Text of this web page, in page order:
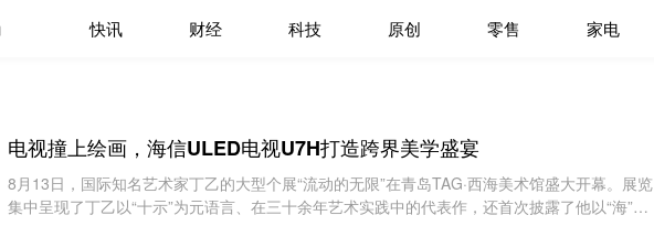
快讯 财经 科技 原创 零售 家电
电视撞上绘画，海信ULED电视U7H打造跨界美学盛宴
8月13日，国际知名艺术家丁乙的大型个展“流动的无限”在青岛TAG·西海美术馆盛大开幕。展览
集中呈现了丁乙以“十示”为元语言、在三十余年艺术实践中的代表作，还首次披露了他以“海”为